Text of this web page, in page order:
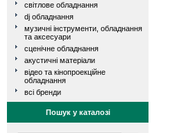
світлове обладнання
dj обладнання
музичні інструменти, обладнання
та аксесуари
сценічне обладнання
акустичні матеріали
відео та кінопроекційне
обладнання
всі бренди
Пошук у каталозі